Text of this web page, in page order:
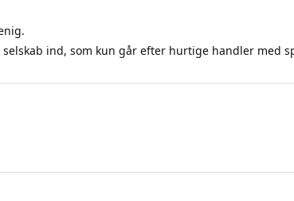
ind, som kun går efter hurtige handler med